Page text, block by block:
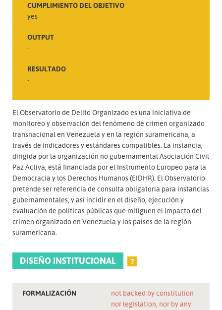
CUMPLIMIENTO DEL OBJETIVO
yes
OUTPUT
-
RESULTADO
-
El Observatorio de Delito Organizado es una iniciativa de
monitoreo y observación del fenómeno de crimen organizado
transnacional en Venezuela y en la región suramericana, a
través de indicadores y estándares compatibles. La instancia,
dirigida por la organización no gubernamental Asociación Civil
Paz Activa, está financiada por el Instrumento Europeo para la
Democracia y los Derechos Humanos (EIDHR). El Observatorio
pretende ser referencia de consulta obligatoria para instancias
gubernamentales, y así incidir en el diseño, ejecución y
evaluación de políticas públicas que mitiguen el impacto del
crimen organizado en Venezuela y los países de la región
suramericana.
DISEÑO INSTITUCIONAL ?
FORMALIZACIÓN
not backed by constitution
nor legislation, nor by any